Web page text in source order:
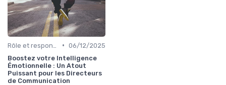
• 06/12/2025
Boostez votre Intelligence
Émotionnelle : Un Atout
Puissant pour les Directeurs
de Communication